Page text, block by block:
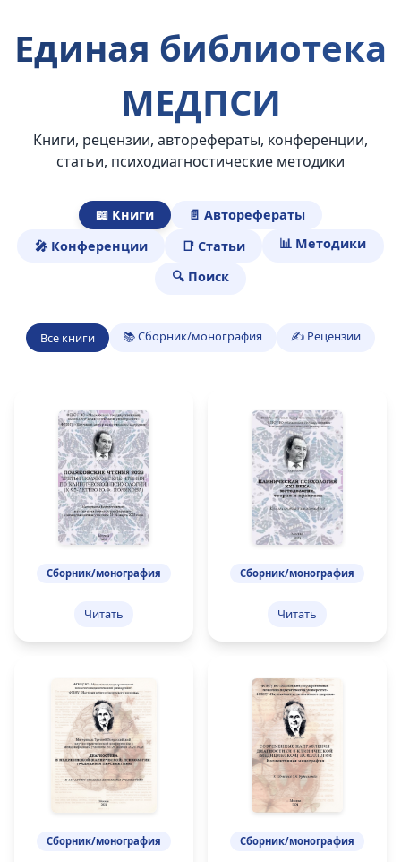
Единая библиотека
МЕДПСИ
Книги, рецензии, авторефераты, конференции,
статьи, психодиагностические методики
📖 Книги
📄 Авторефераты
🎤 Конференции
📑 Статьи
📊 Методики
🔍 Поиск
Все книги 📚 Сборник/монография ✍️ Рецензии
Сборник/монография
Читать
Сборник/монография
Читать
Сборник/монография Сборник/монография